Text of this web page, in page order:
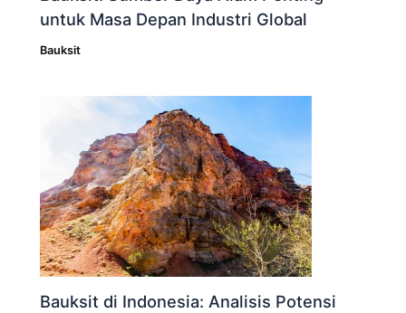
untuk Masa Depan Industri Global
Bauksit
Bauksit di Indonesia: Analisis Potensi